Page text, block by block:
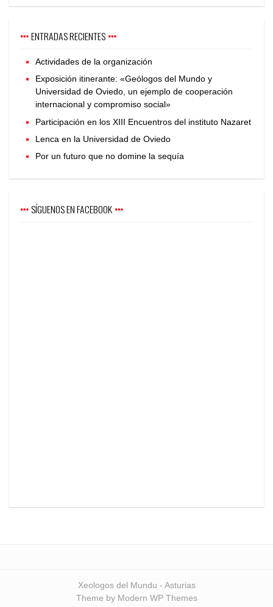
ENTRADAS RECIENTES
Actividades de la organización
Exposición itinerante: «Geólogos del Mundo y
Universidad de Oviedo, un ejemplo de cooperación
internacional y compromiso social»
Participación en los XIII Encuentros del instituto Nazaret
Lenca en la Universidad de Oviedo
Por un futuro que no domine la sequía
SÍGUENOS EN FACEBOOK
Xeologos del Mundu - Asturias
Theme by Modern WP Themes